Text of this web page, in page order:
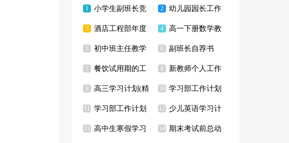
1 小学生副班长竞
选演讲稿
2 幼儿园园长工作
总结15篇
3 酒店工程部年度
工作计划
4 高一下册数学教
学计划15篇
5 初中班主任教学
计划
6 副班长自荐书
7 餐饮试用期的工
作总结
8 新教师个人工作
总结
9 高三学习计划(精
选15篇)
10 学习部工作计划
15篇
学习部工作计划
合集15篇
12 少儿英语学习计
划
13 高中生寒假学习 14 期末考试前总动